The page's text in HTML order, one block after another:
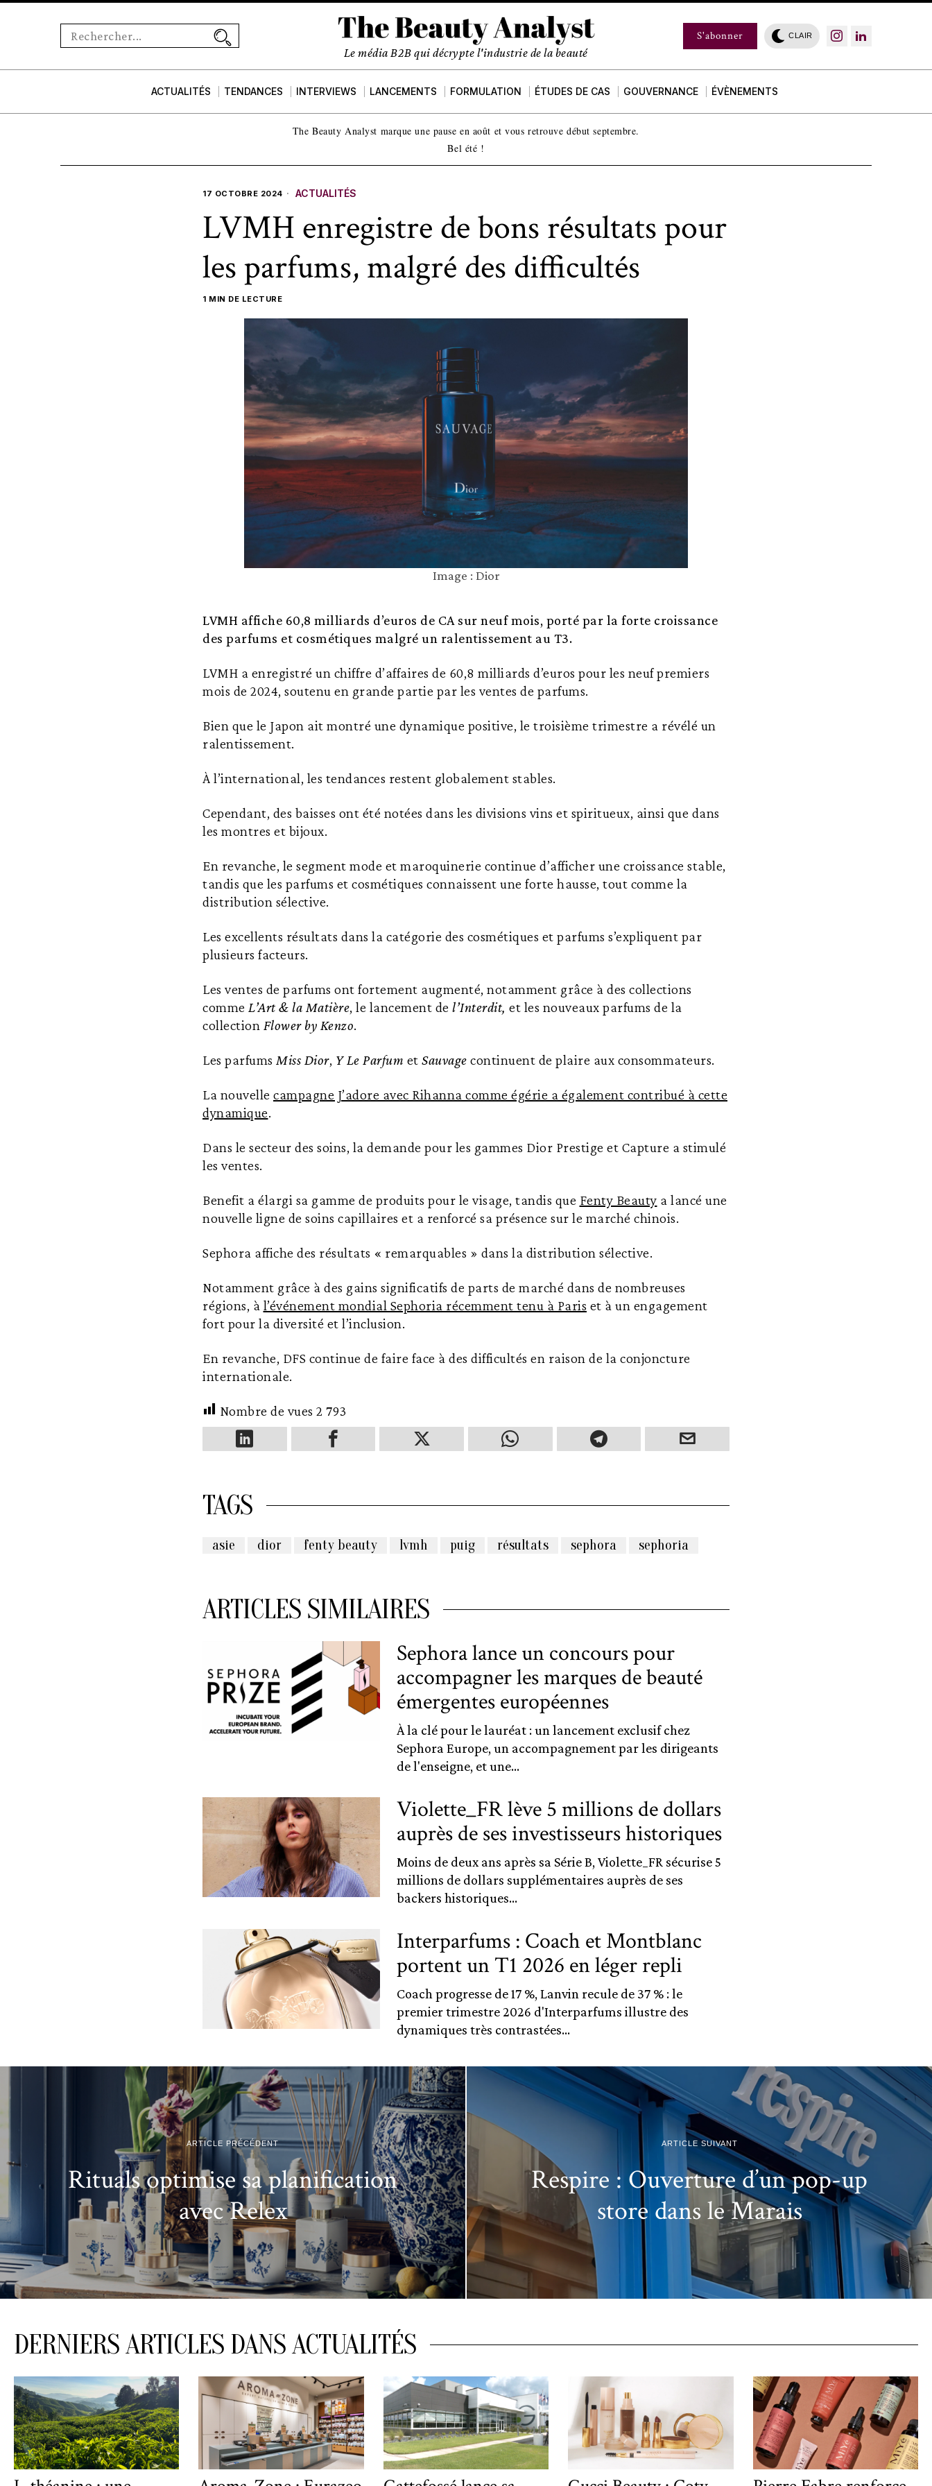
Le média B2B qui décrypte l'industrie de la beauté
S'abonner CLAIR
ACTUALITÉS TENDANCES INTERVIEWS LANCEMENTS FORMULATION ÉTUDES DE CAS GOUVERNANCE ÉVÈNEMENTS
The Beauty Analyst marque une pause en août et vous retrouve début septembre.
Bel été !
17 OCTOBRE 2024 ACTUALITÉS
LVMH enregistre de bons résultats pour
les parfums, malgré des difficultés
1 MIN DE LECTURE
Image : Dior
LVMH affiche 60,8 milliards d’euros de CA sur neuf mois, porté par la forte croissance
des parfums et cosmétiques malgré un ralentissement au T3.
LVMH a enregistré un chiffre d’affaires de 60,8 milliards d’euros pour les neuf premiers
mois de 2024, soutenu en grande partie par les ventes de parfums.
Bien que le Japon ait montré une dynamique positive, le troisième trimestre a révélé un
ralentissement.
À l’international, les tendances restent globalement stables.
Cependant, des baisses ont été notées dans les divisions vins et spiritueux, ainsi que dans
les montres et bijoux.
En revanche, le segment mode et maroquinerie continue d’afficher une croissance stable,
tandis que les parfums et cosmétiques connaissent une forte hausse, tout comme la
distribution sélective.
Les excellents résultats dans la catégorie des cosmétiques et parfums s’expliquent par
plusieurs facteurs.
Les ventes de parfums ont fortement augmenté, notamment grâce à des collections
comme L’Art & la Matière, le lancement de l’Interdit, et les nouveaux parfums de la
collection Flower by Kenzo.
Les parfums Miss Dior, Y Le Parfum et Sauvage continuent de plaire aux consommateurs.
La nouvelle campagne J’adore avec Rihanna comme égérie a également contribué à cette
dynamique.
Dans le secteur des soins, la demande pour les gammes Dior Prestige et Capture a stimulé
les ventes.
Benefit a élargi sa gamme de produits pour le visage, tandis que Fenty Beauty a lancé une
nouvelle ligne de soins capillaires et a renforcé sa présence sur le marché chinois.
Sephora affiche des résultats « remarquables » dans la distribution sélective.
Notamment grâce à des gains significatifs de parts de marché dans de nombreuses
régions, à l’événement mondial Sephoria récemment tenu à Paris et à un engagement
fort pour la diversité et l’inclusion.
En revanche, DFS continue de faire face à des difficultés en raison de la conjoncture
internationale.
Nombre de vues 2 793
TAGS
asie dior fenty beauty lvmh puig résultats sephora sephoria
ARTICLES SIMILAIRES
Sephora lance un concours pour
accompagner les marques de beauté
émergentes européennes
À la clé pour le lauréat : un lancement exclusif chez
Sephora Europe, un accompagnement par les dirigeants
de l'enseigne, et une...
Violette_FR lève 5 millions de dollars
auprès de ses investisseurs historiques
Moins de deux ans après sa Série B, Violette_FR sécurise 5
millions de dollars supplémentaires auprès de ses
backers historiques...
Interparfums : Coach et Montblanc
portent un T1 2026 en léger repli
Coach progresse de 17 %, Lanvin recule de 37 % : le
premier trimestre 2026 d'Interparfums illustre des
dynamiques très contrastées...
ARTICLE PRÉCÉDENT
Rituals optimise sa planification
avec Relex
ARTICLE SUIVANT
Respire : Ouverture d’un pop-up
store dans le Marais
DERNIERS ARTICLES DANS ACTUALITÉS